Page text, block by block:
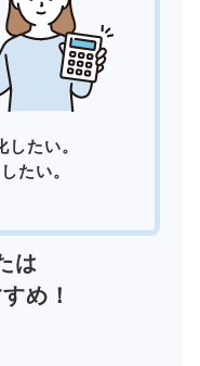
たい。
たい。
は
め！